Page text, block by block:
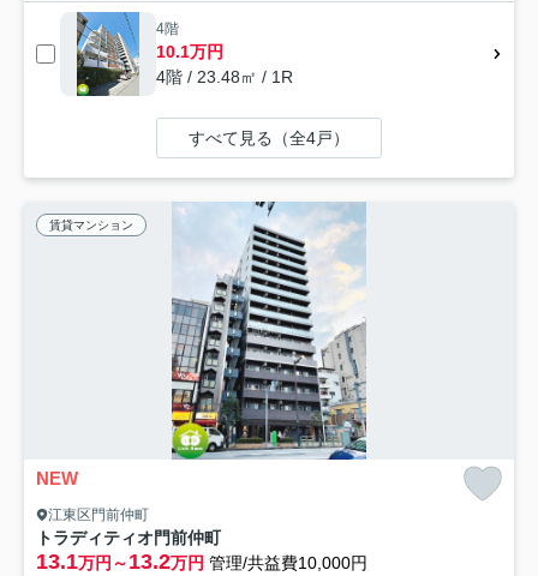
4階
10.1万円
4階 / 23.48㎡ / 1R
すべて見る（全4戸）
賃貸マンション
NEW
江東区門前仲町
トラディティオ門前仲町
13.1万円～13.2万円 管理/共益費10,000円